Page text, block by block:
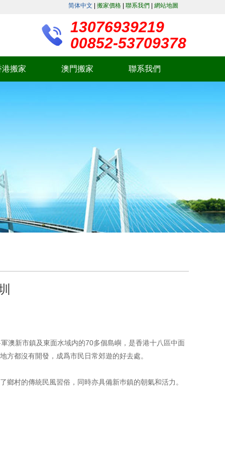
简体中文 搬家價格 聯系我們 網站地圖
13076939219
00852-53709378
港搬家 澳門搬家 聯系我們
澳新市鎮及東面水域内的70多個島嶼，是香港十八區中面
都沒有開發，成爲市民日常郊遊的好去處。
村的傳統民風習俗，同時亦具備新巿鎮的朝氣和活力。